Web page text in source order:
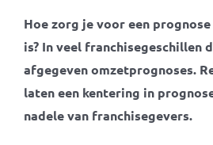
Hoe zorg je voor een
is? In veel franchisegeschillen
afgegeven omzetprognoses.
laten een kentering in
nadele van franchisegevers.